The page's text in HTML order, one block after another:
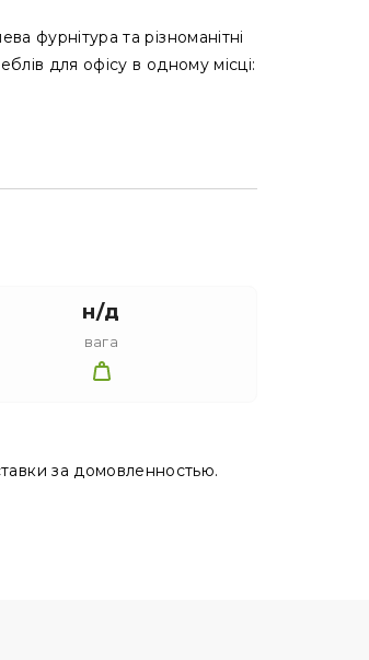
фурнітура та різноманітні
для офісу в одному місці:
н/д
вага
за домовленностью.